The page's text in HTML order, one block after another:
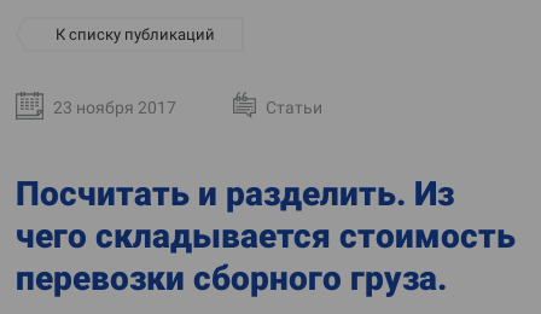
К списку публикаций
23 ноября 2017 Статьи
Посчитать и разделить. Из
чего складывается стоимость
перевозки сборного груза.